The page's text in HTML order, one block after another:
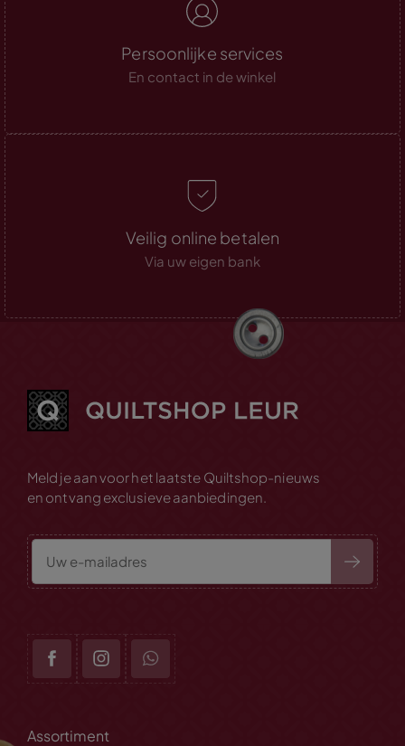
Persoonlijke services
En contact in de winkel
Veilig online betalen
Via uw eigen bank
Meld je aan voor het laatste Quiltshop-nieuws
en ontvang exclusieve aanbiedingen.
Assortiment